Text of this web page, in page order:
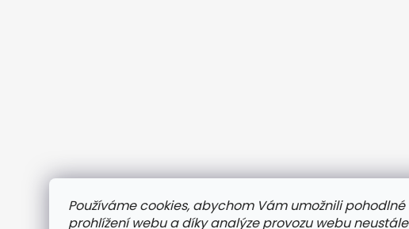
Používáme cookies, abychom Vám umožnili pohodlné
prohlížení webu a díky analýze provozu webu neustále